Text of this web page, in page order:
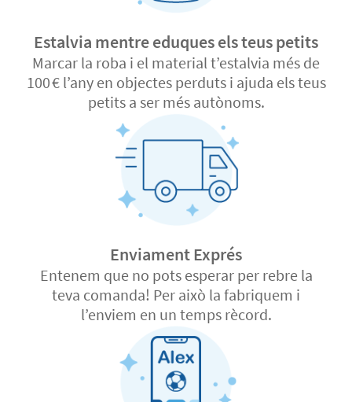
Estalvia mentre eduques els teus petits
Marcar la roba i el material t’estalvia més de
100 € l’any en objectes perduts i ajuda els teus
petits a ser més autònoms.
Enviament Exprés
Entenem que no pots esperar per rebre la
teva comanda! Per això la fabriquem i
l’enviem en un temps rècord.